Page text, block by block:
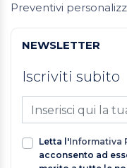
Preventivi
NEWSLETTER
Iscriviti subito
Letta l'Informativa
acconsento ad